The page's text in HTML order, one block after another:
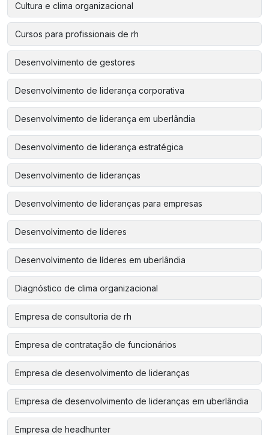
Cultura e clima organizacional
Cursos para profissionais de rh
Desenvolvimento de gestores
Desenvolvimento de liderança corporativa
Desenvolvimento de liderança em uberlândia
Desenvolvimento de liderança estratégica
Desenvolvimento de lideranças
Desenvolvimento de lideranças para empresas
Desenvolvimento de líderes
Desenvolvimento de líderes em uberlândia
Diagnóstico de clima organizacional
Empresa de consultoria de rh
Empresa de contratação de funcionários
Empresa de desenvolvimento de lideranças
Empresa de desenvolvimento de lideranças em uberlândia
Empresa de headhunter